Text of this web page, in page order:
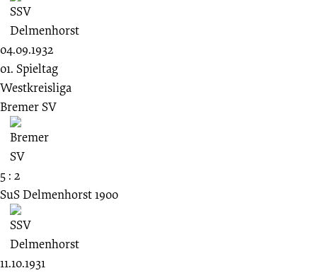
04.09.1932
01. Spieltag
Westkreisliga
Bremer SV
5 : 2
SuS Delmenhorst 1900
11.10.1931